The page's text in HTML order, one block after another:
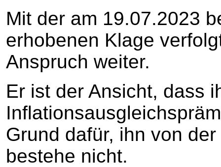
Mit der am 19.07.2023
erhobenen Klage
Anspruch weiter.
Er ist der Ansicht, dass
Grund dafür, ihn von
bestehe nicht.